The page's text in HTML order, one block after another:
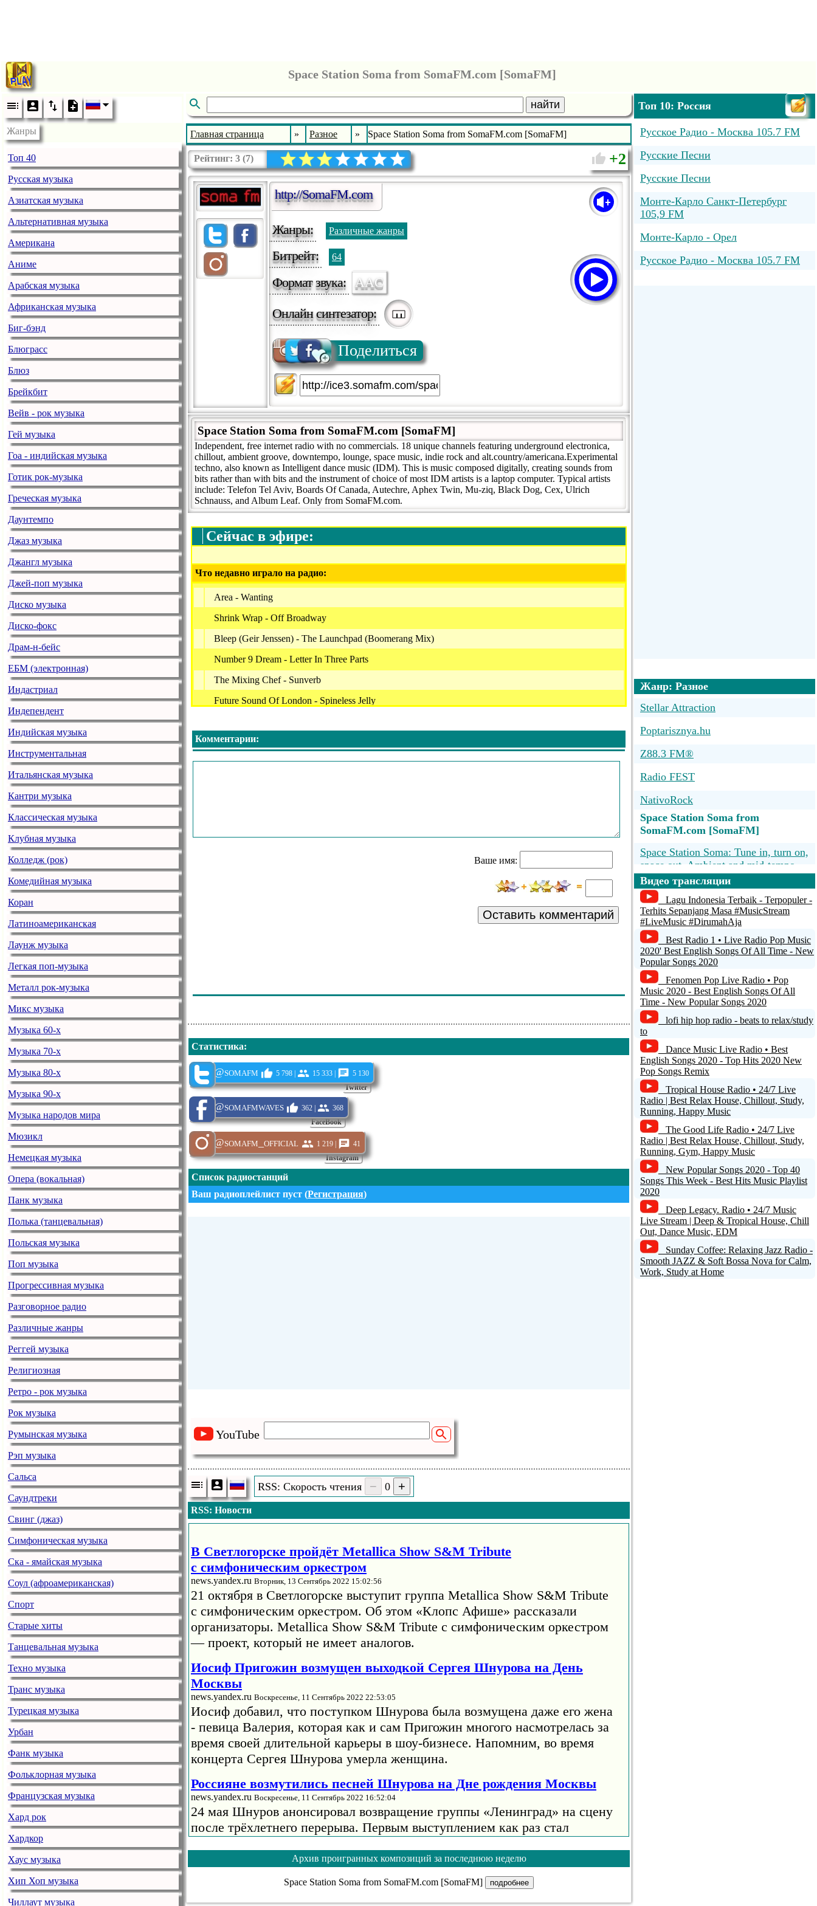
Space Station Soma from SomaFM.com [SomaFM]
Жанры
Топ 40
Русская музыка
Азиатская музыка
Альтернативная музыка
Американа
Аниме
Арабская музыка
Африканская музыка
Биг-бэнд
Блюграсс
Блюз
Брейкбит
Вейв - рок музыка
Гей музыка
Гоа - индийская музыка
Готик рок-музыка
Греческая музыка
Даунтемпо
Джаз музыка
Джангл музыка
Джей-поп музыка
Диско музыка
Диско-фокс
Драм-н-бейс
ЕБМ (электронная)
Индастриал
Индепендент
Индийская музыка
Инструментальная
Итальянская музыка
Кантри музыка
Классическая музыка
Клубная музыка
Колледж (рок)
Комедийная музыка
Коран
Латиноамериканская
Лаунж музыка
Легкая поп-музыка
Металл рок-музыка
Микс музыка
Музыка 60-х
Музыка 70-х
Музыка 80-х
Музыка 90-х
Музыка народов мира
Мюзикл
Немецкая музыка
Опера (вокальная)
Панк музыка
Полька (танцевальная)
Польская музыка
Поп музыка
Прогрессивная музыка
Разговорное радио
Различные жанры
Реггей музыка
Религиозная
Ретро - рок музыка
Рок музыка
Румынская музыка
Рэп музыка
Сальса
Саундтреки
Свинг (джаз)
Симфоническая музыка
Ска - ямайская музыка
Соул (афроамериканская)
Спорт
Старые хиты
Танцевальная музыка
Техно музыка
Транс музыка
Турецкая музыка
Урбан
Фанк музыка
Фольклорная музыка
Французская музыка
Хард рок
Хардкор
Хаус музыка
Хип Хоп музыка
Чиллаут музыка
найти
Главная страница » Разное » Space Station Soma from SomaFM.com [SomaFM]
Рейтинг: 3 (7) 2
http://SomaFM.com
Жанры: Различные жанры
Битрейт: 64
Формат звука: AAC
Онлайн синтезатор:
Поделиться
Space Station Soma from SomaFM.com [SomaFM]
Independent, free internet radio with no commercials. 18 unique channels featuring underground electronica,
chillout, ambient groove, downtempo, lounge, space music, indie rock and alt.country/americana.Experimental
techno, also known as Intelligent dance music (IDM). This is music composed digitally, creating sounds from
bits rather than with bits and the instrument of choice of most IDM artists is a laptop computer. Typical artists
include: Telefon Tel Aviv, Boards Of Canada, Autechre, Aphex Twin, Mu-ziq, Black Dog, Cex, Ulrich
Schnauss, and Album Leaf. Only from SomaFM.com.
Сейчас в эфире:
Что недавно играло на радио:
Area - Wanting
Shrink Wrap - Off Broadway
Bleep (Geir Jenssen) - The Launchpad (Boomerang Mix)
Number 9 Dream - Letter In Three Parts
The Mixing Chef - Sunverb
Future Sound Of London - Spineless Jelly
Martin Nonstatic - Saturn Lights
Astronaut Ape - Your Personal Sun (Cubering Remix)
Комментарии:
Ваше имя:
Оставить комментарий
Статистика:
Twitter
@somafm 5 798 | 15 333 | 5 130
FaceBook
@somafmwaves 362 | 368
Instagram
@somafm_official 1 219 | 41
Список радиостанций
Ваш радиоплейлист пуст (Регистрация)
YouTube
RSS: Скорость чтения 0
RSS: Новости
В Светлогорске пройдёт Metallica Show S&M Tribute
с симфоническим оркестром
news.yandex.ru Вторник, 13 Сентябрь 2022 15:02:56
21 октября в Светлогорске выступит группа Metallica Show S&M Tribute
с симфоническим оркестром. Об этом «Клопс Афише» рассказали
организаторы. Metallica Show S&M Tribute с симфоническим оркестром
— проект, который не имеет аналогов.
Иосиф Пригожин возмущен выходкой Сергея Шнурова на День
Москвы
news.yandex.ru Воскресенье, 11 Сентябрь 2022 22:53:05
Иосиф добавил, что поступком Шнурова была возмущена даже его жена
- певица Валерия, которая как и сам Пригожин многого насмотрелась за
время своей длительной карьеры в шоу-бизнесе. Напомним, во время
концерта Сергея Шнурова умерла женщина.
Россияне возмутились песней Шнурова на Дне рождения Москвы
news.yandex.ru Воскресенье, 11 Сентябрь 2022 16:52:04
24 мая Шнуров анонсировал возвращение группы «Ленинград» на сцену
после трёхлетнего перерыва. Первым выступлением как раз стал
сентября будет оркестр "Глобалис" и "огромное количество
подпевающих девушек, в том числе из старого состава".
Жигалова напомнила, как Барских начинал карьеру с танцев
Архив проигранных композиций за последнюю неделю
Space Station Soma from SomaFM.com [SomaFM] подробнее
Топ 10: Россия
Русское Радио - Москва 105.7 FM
Русские Песни
Русские Песни
Монте-Карло Санкт-Петербург
105,9 FM
Монте-Карло - Орел
Русское Радио - Москва 105.7 FM
Жанр: Разное
Stellar Attraction
Poptarisznya.hu
Z88.3 FM®
Radio FEST
NativoRock
Space Station Soma from
SomaFM.com [SomaFM]
Space Station Soma: Tune in, turn on,
space out. Ambient and mid-tempo
electronica. [SomaFM]
Radio VHR - Schlager (App default)
soul gold radio WXRU-LP 107.9 FM
SomaFM presents: Indie Pop Rocks!
[SomaFM]
SmoothLounge.com
Видео трансляции
Lagu Indonesia Terbaik - Terpopuler -
Terhits Sepanjang Masa #MusicStream
#LiveMusic #DirumahAja
Best Radio 1 • Live Radio Pop Music
2020' Best English Songs Of All Time - New
Popular Songs 2020
Fenomen Pop Live Radio • Pop
Music 2020 - Best English Songs Of All
Time - New Popular Songs 2020
lofi hip hop radio - beats to relax/study
to
Dance Music Live Radio • Best
English Songs 2020 - Top Hits 2020 New
Pop Songs Remix
Tropical House Radio • 24/7 Live
Radio | Best Relax House, Chillout, Study,
Running, Happy Music
The Good Life Radio • 24/7 Live
Radio | Best Relax House, Chillout, Study,
Running, Gym, Happy Music
New Popular Songs 2020 - Top 40
Songs This Week - Best Hits Music Playlist
2020
Deep Legacy. Radio • 24/7 Music
Live Stream | Deep & Tropical House, Chill
Out, Dance Music, EDM
Sunday Coffee: Relaxing Jazz Radio -
Smooth JAZZ & Soft Bossa Nova for Calm,
Work, Study at Home